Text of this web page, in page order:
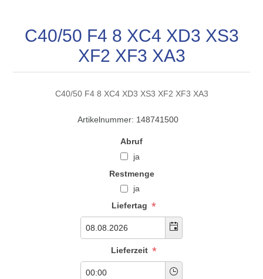
C40/50 F4 8 XC4 XD3 XS3
XF2 XF3 XA3
C40/50 F4 8 XC4 XD3 XS3 XF2 XF3 XA3
Artikelnummer: 148741500
Abruf
ja
Restmenge
ja
Liefertag *
Lieferzeit *